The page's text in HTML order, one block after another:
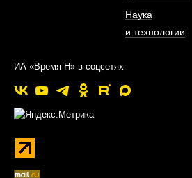
Наука
и технологии
ИА «Время Н» в соцсетях